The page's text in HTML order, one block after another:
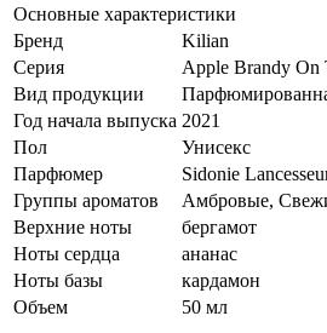
Основные характеристики
Бренд
Kilian
Серия
Apple Brandy On
Вид продукции
Год начала выпуска 2021
Пол
Унисекс
Парфюмер
Sidonie
Группы ароматов
Амбровые,
Верхние ноты
бергамот
Ноты сердца
ананас
Ноты базы
кардамон
Объем
50 мл